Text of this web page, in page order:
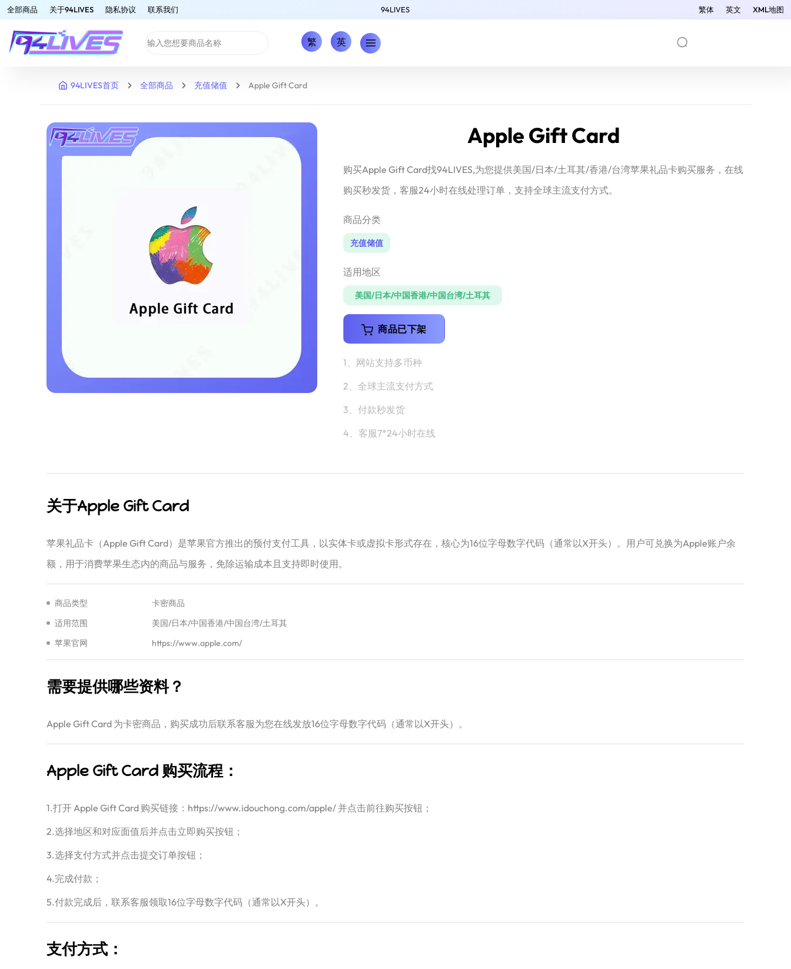
全部商品 关于94LIVES 隐私协议 联系我们 94LIVES 繁体 英文 XML地图
繁 英
94LIVES首页 全部商品 充值储值 Apple Gift Card
Apple Gift Card
购买Apple Gift Card找94LIVES,为您提供美国/日本/土耳其/香港/台湾苹果礼品卡购买服务，在线
购买秒发货，客服24小时在线处理订单，支持全球主流支付方式。
商品分类
充值储值
适用地区
美国/日本/中国香港/中国台湾/土耳其
商品已下架
1、网站支持多币种
2、全球主流支付方式
3、付款秒发货
4、客服7*24小时在线
关于Apple Gift Card
‌苹果礼品卡（Apple Gift Card）是苹果官方推出的预付支付工具，以实体卡或虚拟卡形式存在，核心为16位字母数字代码（通常以X开头）。用户可兑换为Apple账户余
额，用于消费苹果生态内的商品与服务，免除运输成本且支持即时使用。‌‌
商品类型
卡密商品
适用范围
美国/日本/中国香港/中国台湾/土耳其
苹果官网
https://www.apple.com/
需要提供哪些资料？
Apple Gift Card 为卡密商品，购买成功后联系客服为您在线发放16位字母数字代码（通常以X开头）。
Apple Gift Card 购买流程：
1.打开 Apple Gift Card 购买链接：https://www.idouchong.com/apple/ 并点击前往购买按钮；
2.选择地区和对应面值后并点击立即购买按钮；
3.选择支付方式并点击提交订单按钮；
4.完成付款；
5.付款完成后，联系客服领取16位字母数字代码（通常以X开头）。
支付方式：